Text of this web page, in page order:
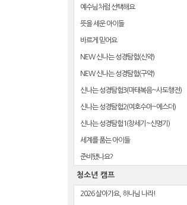
예수님처럼 선택해요
뜻을 세운 아이들
바르게 믿어요
NEW 신나는 성경탐험(신약)
NEW 신나는 성경탐험(구약)
신나는 성경탐험3(마태복음~사도행전)
신나는 성경탐험2(여호수아~에스더)
신나는 성경탐험1(창세기~신명기)
세계를 품는 아이들
준비됐나요?
청소년 캠프
2026 살아가요, 하나님 나라!